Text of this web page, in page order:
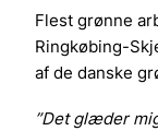
Flest grønne
Ringkøbing-
af de danske
”Det glæder